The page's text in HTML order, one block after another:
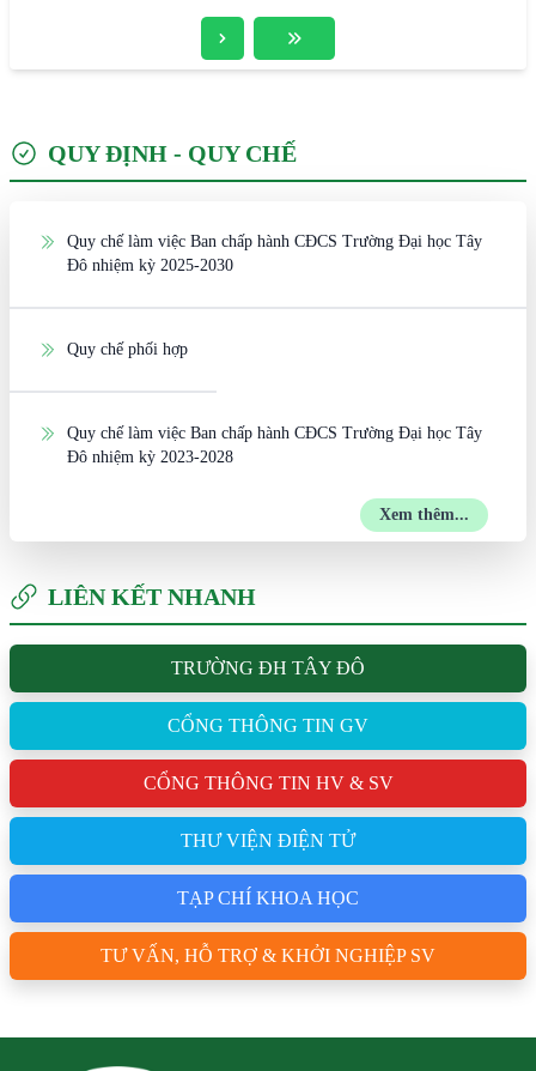
QUY ĐỊNH - QUY CHẾ
Quy chế làm việc Ban chấp hành CĐCS Trường Đại học Tây
Đô nhiệm kỳ 2025-2030
Quy chế phối hợp
Quy chế làm việc Ban chấp hành CĐCS Trường Đại học Tây
Đô nhiệm kỳ 2023-2028
Xem thêm...
LIÊN KẾT NHANH
TRƯỜNG ĐH TÂY ĐÔ
CỔNG THÔNG TIN GV
CỔNG THÔNG TIN HV & SV
THƯ VIỆN ĐIỆN TỬ
TẠP CHÍ KHOA HỌC
TƯ VẤN, HỖ TRỢ & KHỞI NGHIỆP SV